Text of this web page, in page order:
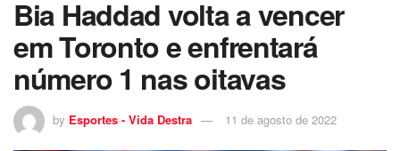
Bia Haddad volta a vencer
em Toronto e enfrentará
número 1 nas oitavas
by Esportes - Vida Destra 11 de agosto de 2022